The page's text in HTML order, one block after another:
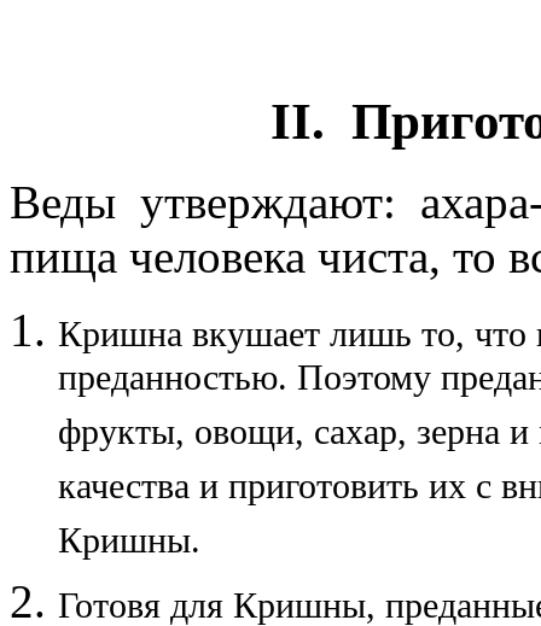
II.
Веды утверждают:
пища человека чиста, то
Кришна вкушает лишь то, что
преданностью. Поэтому
фрукты, овощи, сахар, зерна
качества и приготовить их с
Кришны.
Готовя для Кришны,